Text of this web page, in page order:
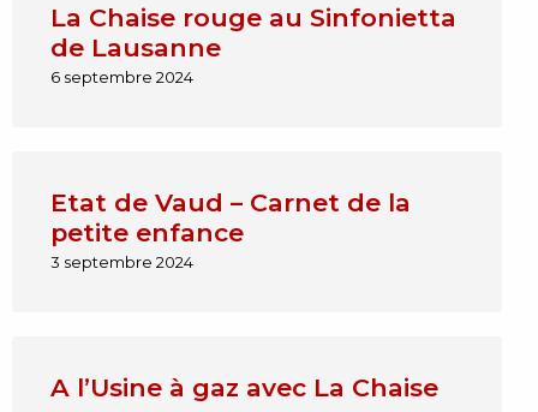
La Chaise rouge au Sinfonietta
de Lausanne
6 septembre 2024
Etat de Vaud – Carnet de la
petite enfance
3 septembre 2024
A l’Usine à gaz avec La Chaise